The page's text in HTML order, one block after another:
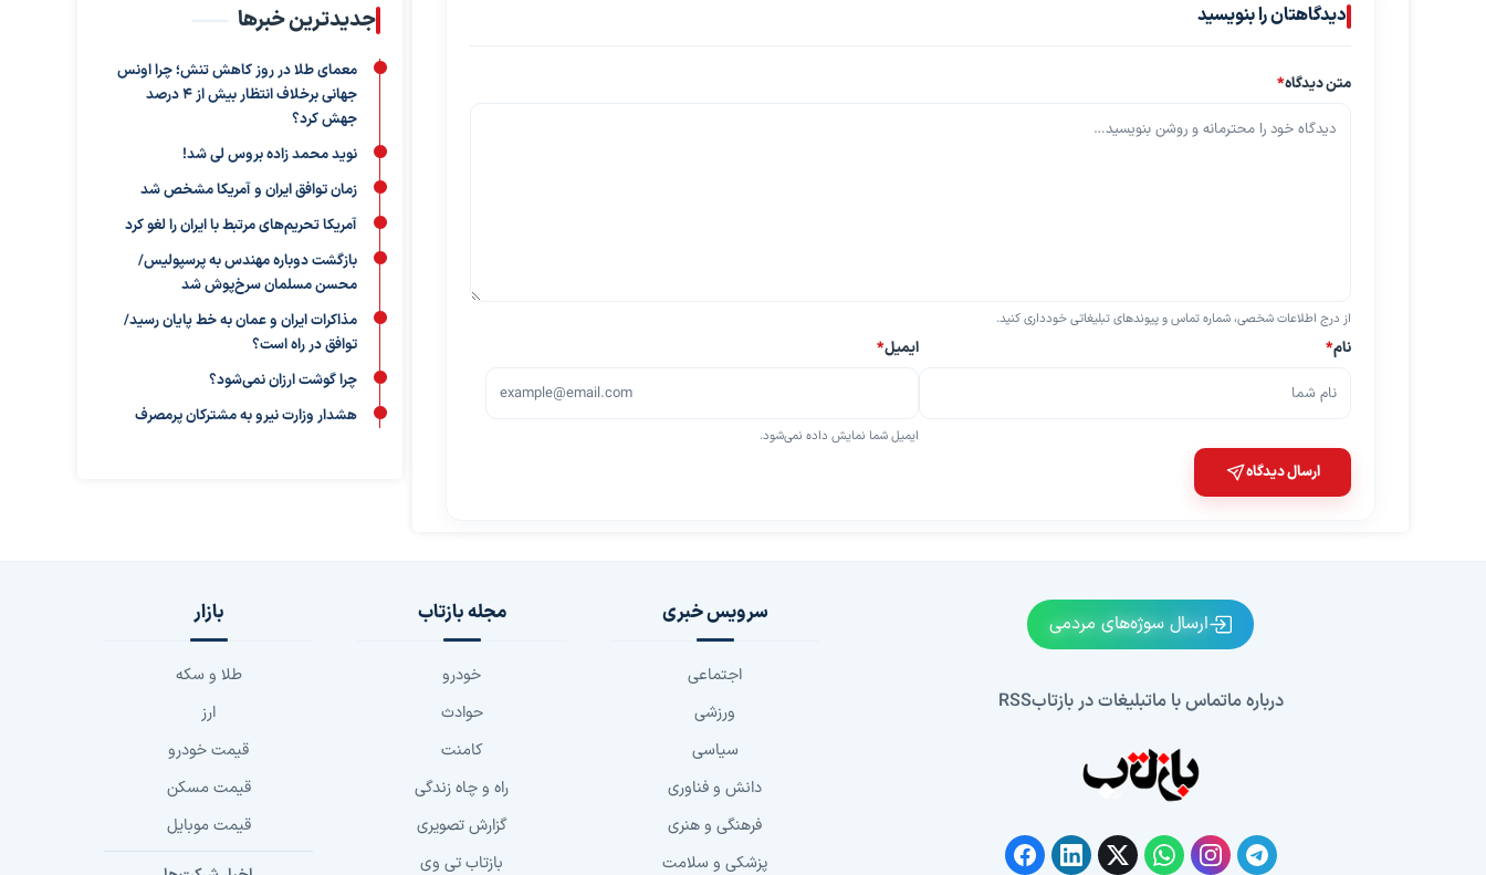
دیدگاهتان را بنویسید
متن دیدگاه*
از درج اطلاعات شخصی، شماره تماس و پیوندهای تبلیغاتی خودداری کنید.
نام* ایمیل*
ایمیل شما نمایش داده نمی‌شود.
ارسال دیدگاه
جدیدترین خبرها
معمای طلا در روز کاهش تنش؛ چرا اونس
جهانی برخلاف انتظار بیش از ۴ درصد
جهش کرد؟
نوید محمد زاده بروس لی شد!
زمان توافق ایران و آمریکا مشخص شد
آمریکا تحریم‌های مرتبط با ایران را لغو کرد
بازگشت دوباره مهندس به پرسپولیس/
محسن مسلمان سرخ‌پوش شد
مذاکرات ایران و عمان به خط پایان رسید/
توافق در راه است؟
چرا گوشت ارزان نمی‌شود؟
هشدار وزارت نیرو به مشترکان پرمصرف
ارسال سوژه‌های مردمی
درباره ماتماس با ماتبلیغات در بازتابRSS
سرویس خبری
اجتماعی
ورزشی
سیاسی
دانش و فناوری
فرهنگی و هنری
پزشکی و سلامت
مجله بازتاب
خودرو
حوادث
کامنت
راه و چاه زندگی
گزارش تصویری
بازتاب تی وی
بازار
طلا و سکه
ارز
قیمت خودرو
قیمت مسکن
قیمت موبایل